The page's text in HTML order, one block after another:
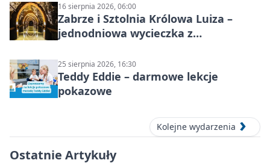
16 sierpnia 2026, 06:00
Zabrze i Sztolnia Królowa Luiza –
jednodniowa wycieczka z
miasta
25 sierpnia 2026, 16:30
Teddy Eddie – darmowe lekcje
pokazowe
Kolejne wydarzenia
Ostatnie Artykuły